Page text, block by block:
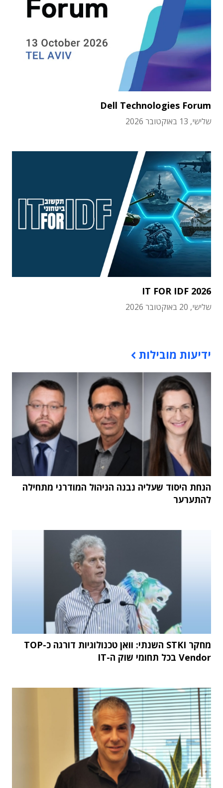
Dell Technologies Forum
שלישי, 13 באוקטובר 2026
IT FOR IDF 2026
שלישי, 20 באוקטובר 2026
ידיעות מובילות
הנחת היסוד שעליה נבנה הניהול המודרני מתחילה
להתערער
מחקר STKI השנתי: וואן טכנולוגיות דורגה כ-TOP
Vendor בכל תחומי שוק ה-IT